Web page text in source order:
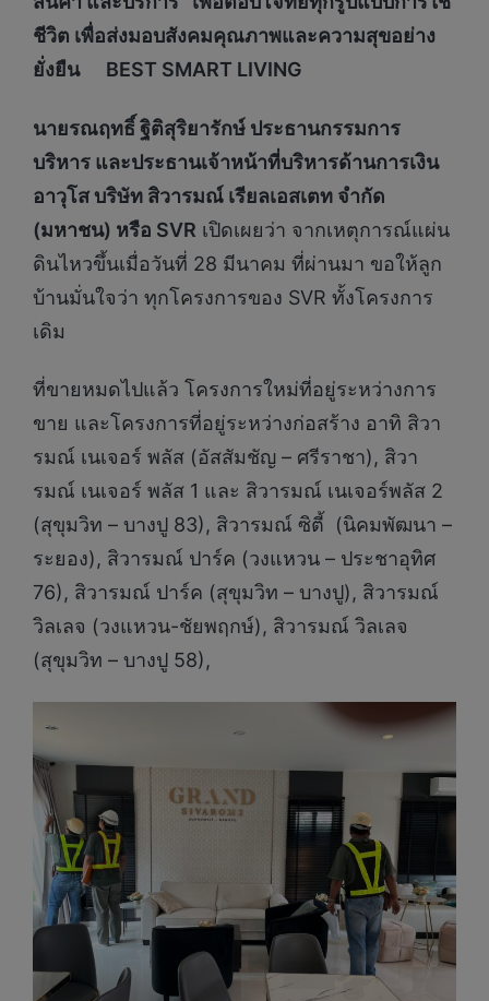
ชีวิต เพื่อส่งมอบสังคมคุณภาพและความสุขอย่าง
ยั่งยืน BEST SMART LIVING
นายรณฤทธิ์ ฐิติสุริยารักษ์ ประธานกรรมการ
บริหาร และประธานเจ้าหน้าที่บริหารด้านการเงิน
อาวุโส บริษัท สิวารมณ์ เรียลเอสเตท จำกัด
(มหาชน) หรือ SVR เปิดเผยว่า จากเหตุการณ์แผ่น
ดินไหวขึ้นเมื่อวันที่ 28 มีนาคม ที่ผ่านมา ขอให้ลูก
บ้านมั่นใจว่า ทุกโครงการของ SVR ทั้งโครงการ
เดิม
ที่ขายหมดไปแล้ว โครงการใหม่ที่อยู่ระหว่างการ
ขาย และโครงการที่อยู่ระหว่างก่อสร้าง อาทิ สิวา
รมณ์ เนเจอร์ พลัส (อัสสัมชัญ – ศรีราชา), สิวา
รมณ์ เนเจอร์ พลัส 1 และ สิวารมณ์ เนเจอร์พลัส 2
(สุขุมวิท – บางปู 83), สิวารมณ์ ซิตี้ (นิคมพัฒนา –
ระยอง), สิวารมณ์ ปาร์ค (วงแหวน – ประชาอุทิศ
76), สิวารมณ์ ปาร์ค (สุขุมวิท – บางปู), สิวารมณ์
วิลเลจ (วงแหวน-ชัยพฤกษ์), สิวารมณ์ วิลเลจ
(สุขุมวิท – บางปู 58),